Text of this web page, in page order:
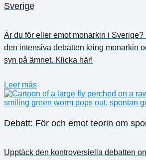
Sverige
Är du för eller emot monarkin i
den intensiva debatten kring monarkin
syn på ämnet. Klicka här!
Leer más
Debatt: För och emot teorin om
Upptäck den kontroversiella debatten